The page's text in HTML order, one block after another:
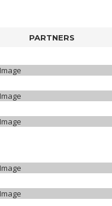
PARTNERS